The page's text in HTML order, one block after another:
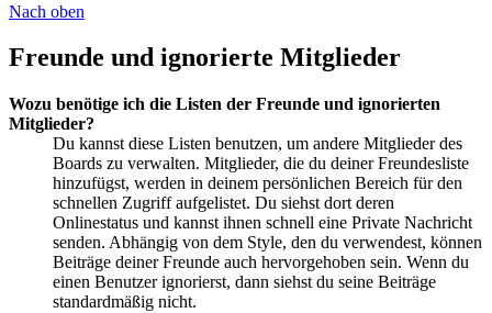
Nach oben
Freunde und ignorierte Mitglieder
Wozu benötige ich die Listen der Freunde und ignorierten
Mitglieder?
Du kannst diese Listen benutzen, um andere Mitglieder des
Boards zu verwalten. Mitglieder, die du deiner Freundesliste
hinzufügst, werden in deinem persönlichen Bereich für den
schnellen Zugriff aufgelistet. Du siehst dort deren
Onlinestatus und kannst ihnen schnell eine Private Nachricht
senden. Abhängig von dem Style, den du verwendest, können
Beiträge deiner Freunde auch hervorgehoben sein. Wenn du
einen Benutzer ignorierst, dann siehst du seine Beiträge
standardmäßig nicht.